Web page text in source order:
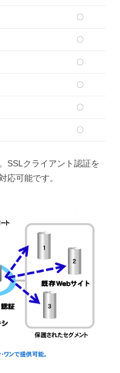
〇
〇
〇
〇
〇
〇
SSLクライアント認証を
応可能です。